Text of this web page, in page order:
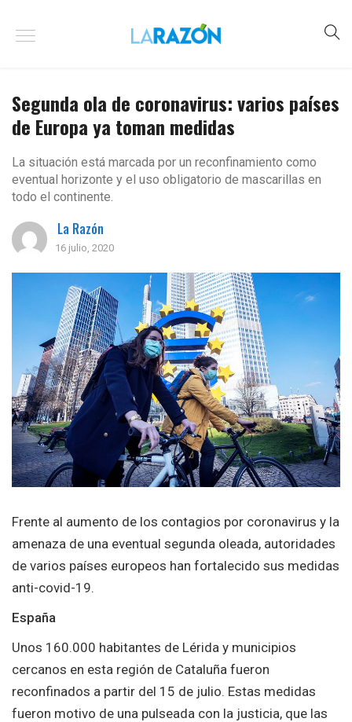
Segunda ola de coronavirus: varios países
de Europa ya toman medidas
La situación está marcada por un reconfinamiento como
eventual horizonte y el uso obligatorio de mascarillas en
todo el continente.
La Razón
16 julio, 2020
Frente al aumento de los contagios por coronavirus y la
amenaza de una eventual segunda oleada, autoridades
de varios países europeos han fortalecido sus medidas
anti-covid-19.
España
Unos 160.000 habitantes de Lérida y municipios
cercanos en esta región de Cataluña fueron
reconfinados a partir del 15 de julio. Estas medidas
fueron motivo de una pulseada con la justicia, que las